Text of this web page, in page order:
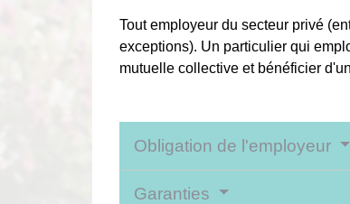
Tout employeur du secteur privé
exceptions). Un particulier qui
mutuelle collective et bénéficier
Obligation de l'employeur
Garanties